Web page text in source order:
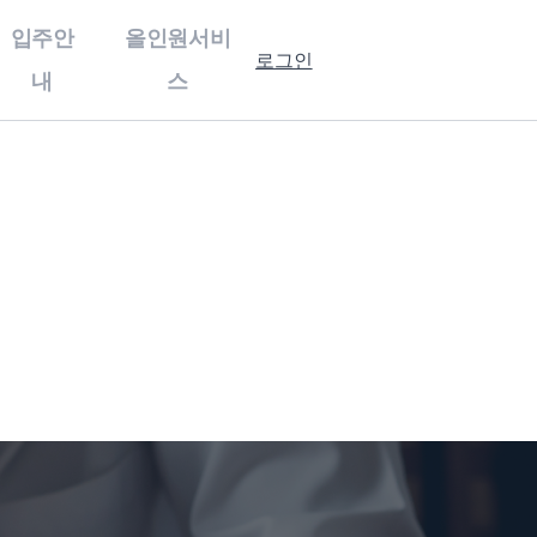
입주안
내
올인원서비
스
로그인